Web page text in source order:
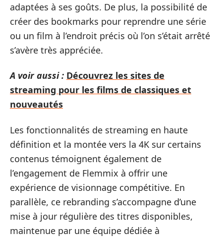
adaptées à ses goûts. De plus, la possibilité de
créer des bookmarks pour reprendre une série
ou un film à l’endroit précis où l’on s’était arrêté
s’avère très appréciée.
A voir aussi : Découvrez les sites de
streaming pour les films de classiques et
nouveautés
Les fonctionnalités de streaming en haute
définition et la montée vers la 4K sur certains
contenus témoignent également de
l’engagement de Flemmix à offrir une
expérience de visionnage compétitive. En
parallèle, ce rebranding s’accompagne d’une
mise à jour régulière des titres disponibles,
maintenue par une équipe dédiée à